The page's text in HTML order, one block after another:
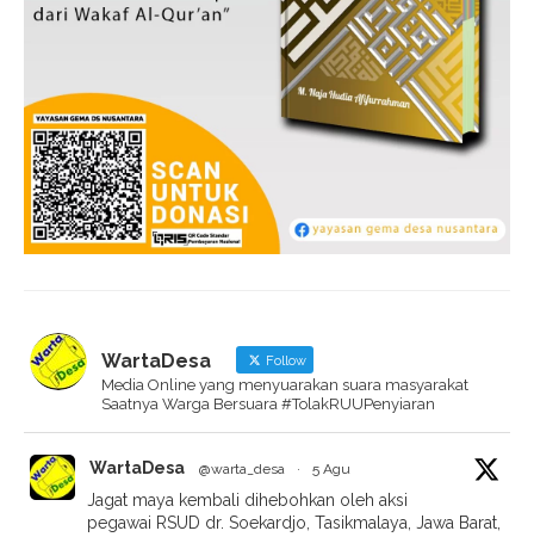
WartaDesa Follow
Media Online yang menyuarakan suara masyarakat
Saatnya Warga Bersuara #TolakRUUPenyiaran
WartaDesa @warta_desa · 5 Agu
Jagat maya kembali dihebohkan oleh aksi
pegawai RSUD dr. Soekardjo, Tasikmalaya, Jawa Barat,